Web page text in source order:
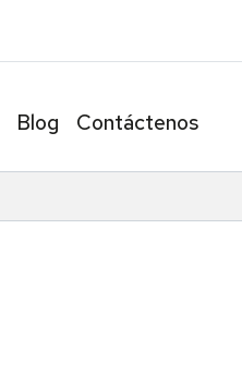
Blog Contáctenos